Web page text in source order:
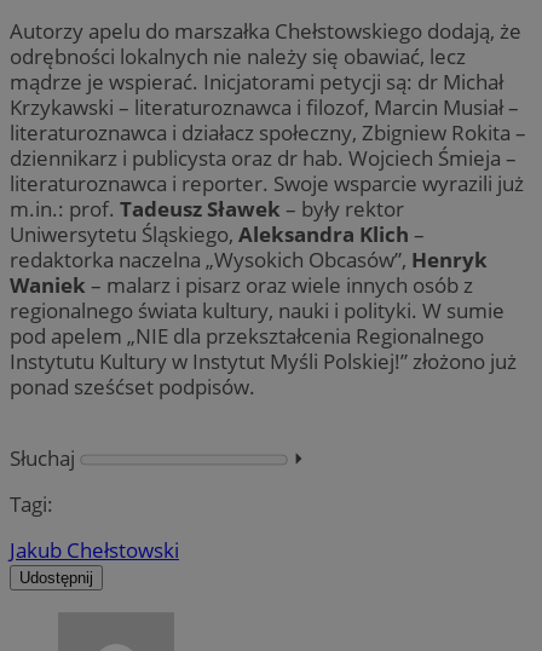
Autorzy apelu do marszałka Chełstowskiego dodają, że
odrębności lokalnych nie należy się obawiać, lecz
mądrze je wspierać. Inicjatorami petycji są: dr Michał
Krzykawski – literaturoznawca i filozof, Marcin Musiał –
literaturoznawca i działacz społeczny, Zbigniew Rokita –
dziennikarz i publicysta oraz dr hab. Wojciech Śmieja –
literaturoznawca i reporter. Swoje wsparcie wyrazili już
m.in.: prof. Tadeusz Sławek – były rektor
Uniwersytetu Śląskiego, Aleksandra Klich –
redaktorka naczelna „Wysokich Obcasów”, Henryk
Waniek – malarz i pisarz oraz wiele innych osób z
regionalnego świata kultury, nauki i polityki. W sumie
pod apelem „NIE dla przekształcenia Regionalnego
Instytutu Kultury w Instytut Myśli Polskiej!” złożono już
ponad sześćset podpisów.
Słuchaj
⏵︎
Tagi:
Jakub Chełstowski
Udostępnij